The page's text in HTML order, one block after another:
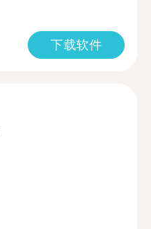
下载软件